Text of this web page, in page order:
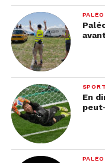
mai au Village duPALÉO
SPORT
En
PALÉO